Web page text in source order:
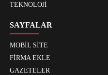
TEKNOLOJİ
SAYFALAR
MOBİL SİTE
FİRMA EKLE
GAZETELER